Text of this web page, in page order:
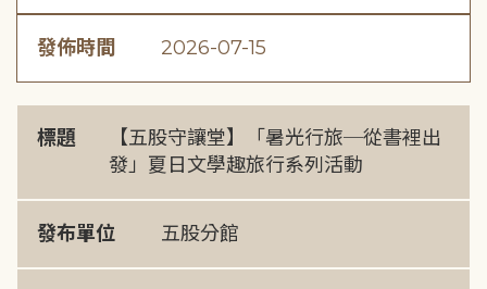
發佈時間 2026-07-15
標題
【五股守讓堂】「暑光行旅─從書裡出
發」夏日文學趣旅行系列活動
發布單位 五股分館